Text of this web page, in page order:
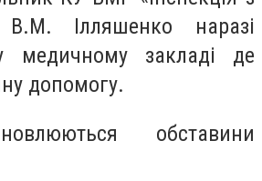
В.М. Ілляшенко наразі
медичному закладі де
допомогу.
обставини